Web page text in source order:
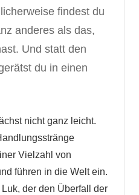
findest du
anderes als das,
Und statt den
du in einen
nicht ganz leicht.
Vielzahl von
führen in die Welt ein.
der den Überfall der